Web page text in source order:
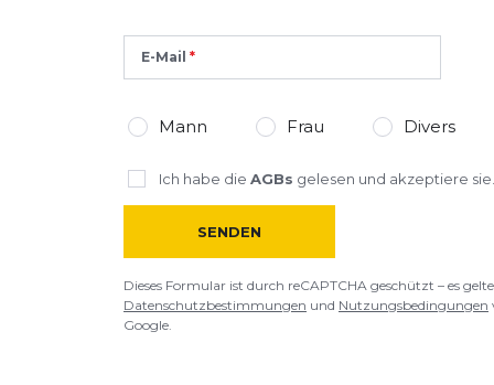
E-Mail
Mann Frau Divers
Ich habe die AGBs gelesen und akzeptiere sie.
SENDEN
Dieses Formular ist durch reCAPTCHA geschützt – es
Datenschutzbestimmungen und Nutzungsbedingungen
Google.